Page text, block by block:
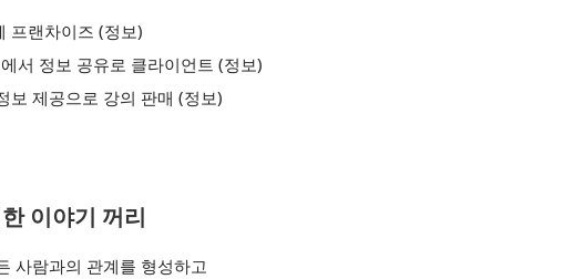
프랜차이즈 (정보)
서 정보 공유로 클라이언트 (정보)
보 제공으로 강의 판매 (정보)
이야기 꺼리
사람과의 관계를 형성하고